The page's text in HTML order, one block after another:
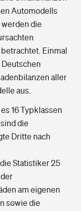
Automodells
die
Einmal
aller
aus.
16 Typklassen
die
Dritte nach
Statistiker 25
am eigenen
sowie die